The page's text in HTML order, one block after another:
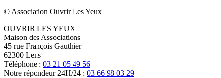
© Association Ouvrir Les Yeux
OUVRIR LES YEUX
Maison des Associations
45 rue François Gauthier
62300 Lens
Téléphone : 03 21 05 49 56
Notre répondeur 24H/24 : 03 66 98 03 29